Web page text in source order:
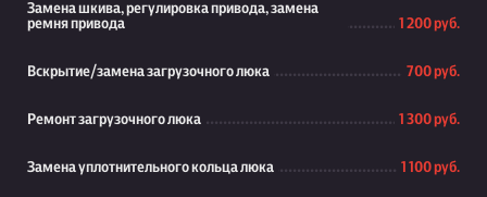
Замена шкива, регулировка привода, замена
ремня привода
1 200 руб.
Вскрытие/замена загрузочного люка 700 руб.
Ремонт загрузочного люка 1 300 руб.
Замена уплотнительного кольца люка 1 100 руб.